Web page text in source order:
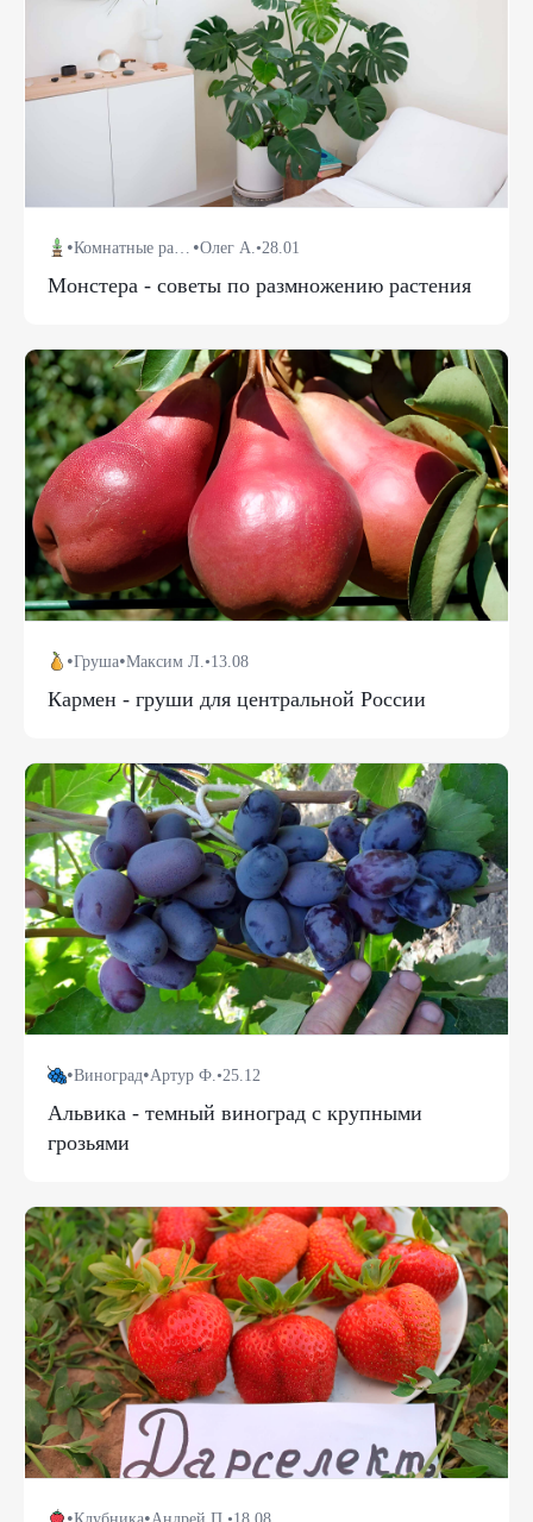
• •Олег А. •28.01
Монстера - советы по размножению растения
•Груша•Максим Л. •13.08
Кармен - груши для центральной России
•Виноград•Артур Ф. •25.12
Альвика - темный виноград с крупными
грозьями
• •